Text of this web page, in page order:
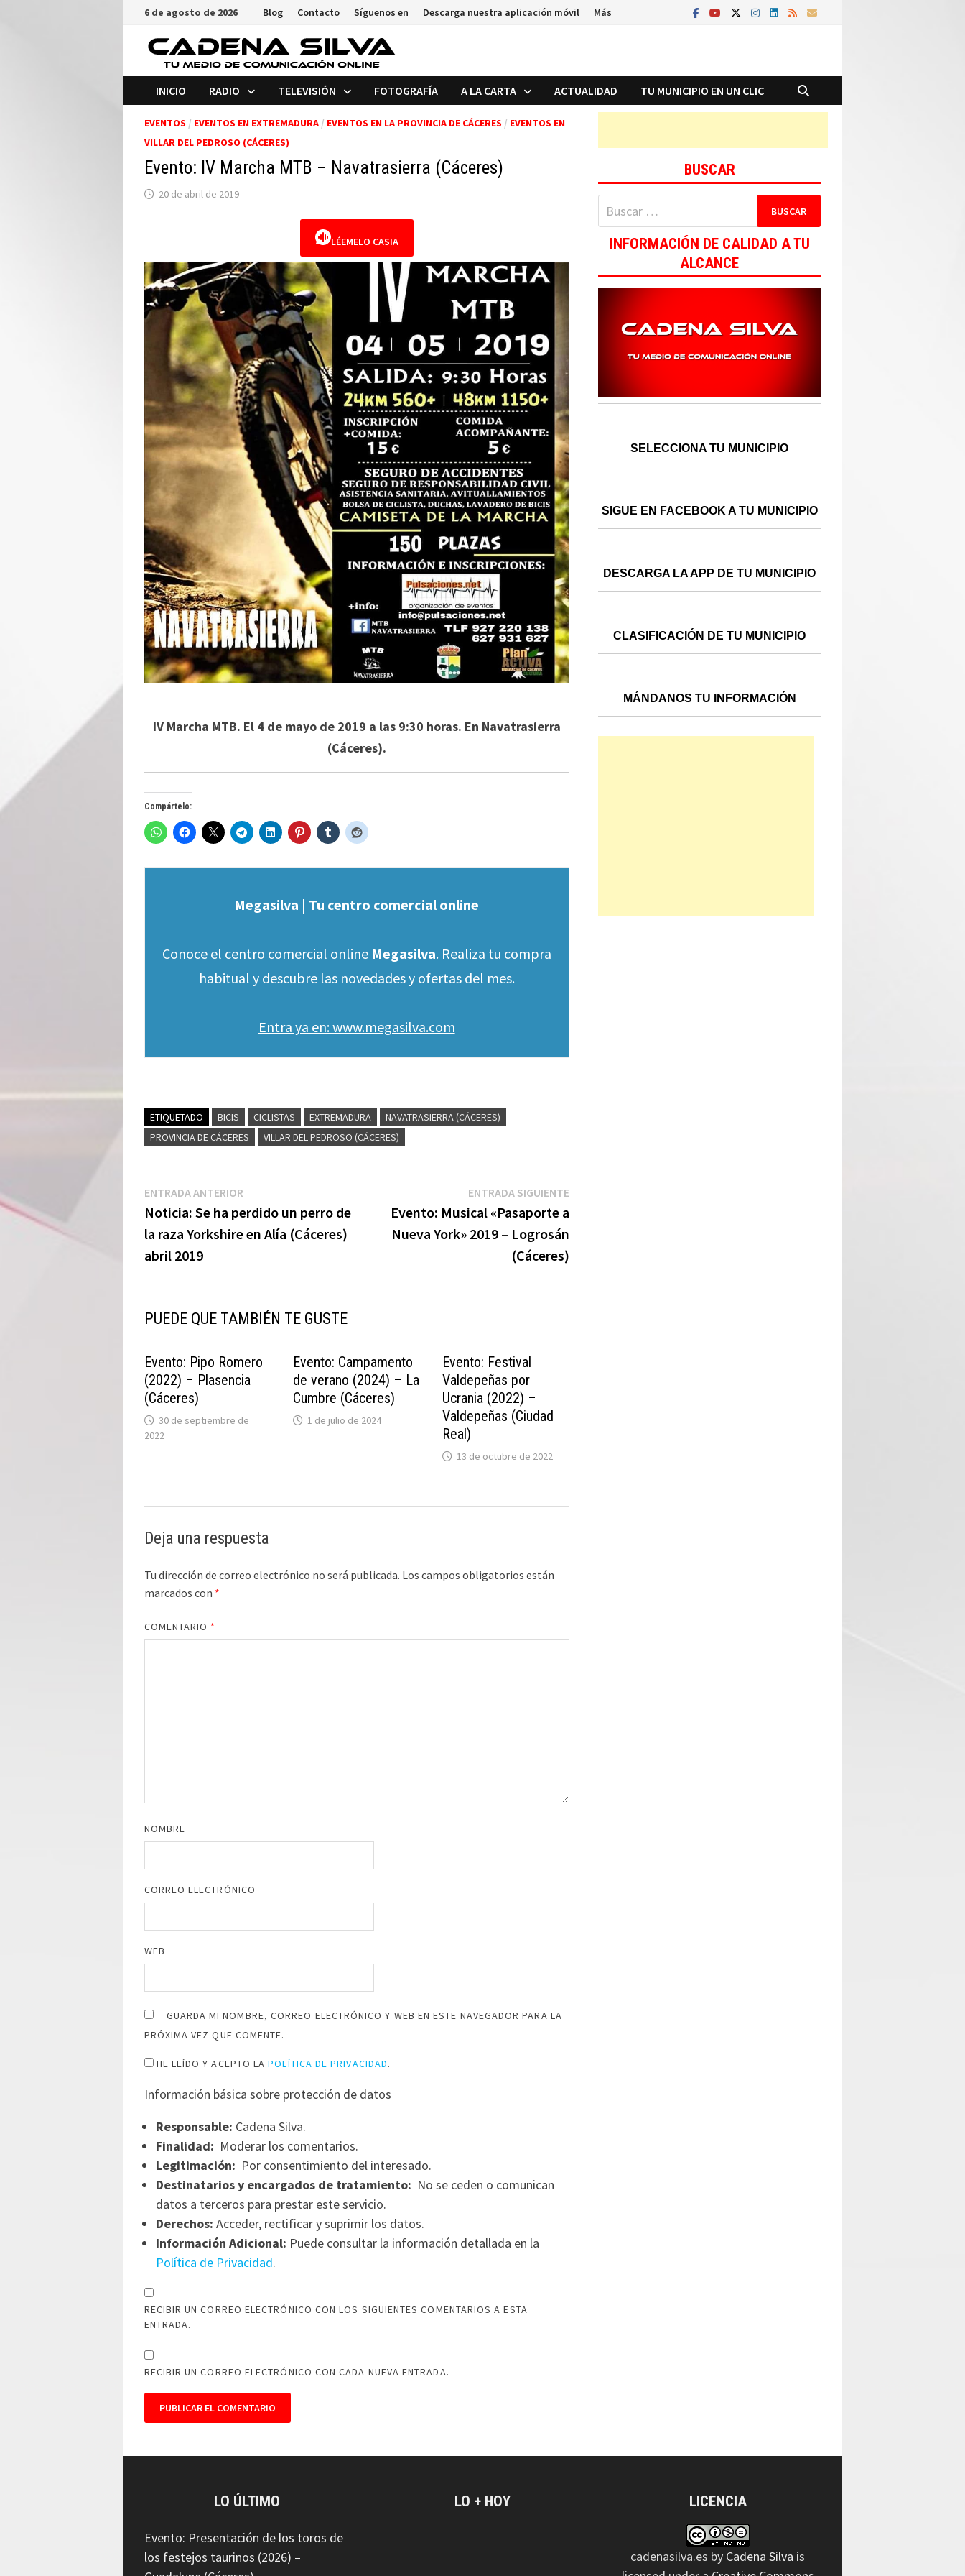
Saltar
contenido
6 de agosto de 2026 Blog Contacto Síguenos en Descarga nuestra aplicación móvil Más
INICIO RADIO TELEVISIÓN FOTOGRAFÍA A LA CARTA ACTUALIDAD TU MUNICIPIO EN UN CLIC
EVENTOS / EVENTOS EN EXTREMADURA/ EVENTOS EN LA PROVINCIA DE CÁCERES / EVENTOS EN
VILLAR DEL PEDROSO (CÁCERES)
Evento: IV Marcha MTB – Navatrasierra (Cáceres)
20 de abril de 2019
LÉEMELO CASIA
IV Marcha MTB. El 4 de mayo de 2019 a las 9:30 horas. En Navatrasierra
(Cáceres).
Compártelo:
Megasilva | Tu centro comercial online
Conoce el centro comercial online Megasilva. Realiza tu compra
habitual y descubre las novedades y ofertas del mes.
Entra ya en: www.megasilva.com
ETIQUETADO BICIS CICLISTAS EXTREMADURA
NAVATRASIERRA (CÁCERES)
PROVINCIA DE CÁCERES
VILLAR DEL PEDROSO (CÁCERES)
Navegación
de
entradas
ENTRADA ANTERIOREntrada
anterior:
Noticia: Se ha perdido un perro de
la raza Yorkshire en Alía (Cáceres)
abril 2019
ENTRADA SIGUIENTEEntrada
Evento: Musical «Pasaporte a
Nueva York» 2019 – Logrosán
(Cáceres)
PUEDE QUE TAMBIÉN TE GUSTE
Evento: Pipo Romero
(2022) – Plasencia
(Cáceres)
30 de septiembre de
2022
Evento: Campamento
de verano (2024) – La
Cumbre (Cáceres)
1 de julio de 2024
Evento: Festival
Valdepeñas por
Ucrania (2022) –
Valdepeñas (Ciudad
Real)
13 de octubre de 2022
Deja una respuesta
Tu dirección de correo electrónico no será publicada. Los campos obligatorios están
marcados con *
COMENTARIO *
NOMBRE
CORREO ELECTRÓNICO
WEB
GUARDA MI NOMBRE, CORREO ELECTRÓNICO Y WEB EN ESTE NAVEGADOR PARA LA
PRÓXIMA VEZ QUE COMENTE.
HE LEÍDO Y ACEPTO LAPOLÍTICA DE PRIVACIDAD.
Información básica sobre protección de datos
Responsable: Cadena Silva.
Finalidad: Moderar los comentarios.
Legitimación: Por consentimiento del interesado.
Destinatarios y encargados de tratamiento: No se ceden o comunican
datos a terceros para prestar este servicio.
Derechos: Acceder, rectificar y suprimir los datos.
Información Adicional: Puede consultar la información detallada en la
Política de Privacidad.
RECIBIR UN CORREO ELECTRÓNICO CON LOS SIGUIENTES COMENTARIOS A ESTA
ENTRADA.
RECIBIR UN CORREO ELECTRÓNICO CON CADA NUEVA ENTRADA.
BUSCAR
Buscar:
INFORMACIÓN DE CALIDAD A TU
ALCANCE
SELECCIONA TU MUNICIPIO
SIGUE EN FACEBOOK A TU MUNICIPIO
DESCARGA LA APP DE TU MUNICIPIO
CLASIFICACIÓN DE TU MUNICIPIO
MÁNDANOS TU INFORMACIÓN
LO ÚLTIMO
Evento: Presentación de los toros de
los festejos taurinos (2026) –
LO + HOY LICENCIA
cadenasilva.es by Cadena Silva is